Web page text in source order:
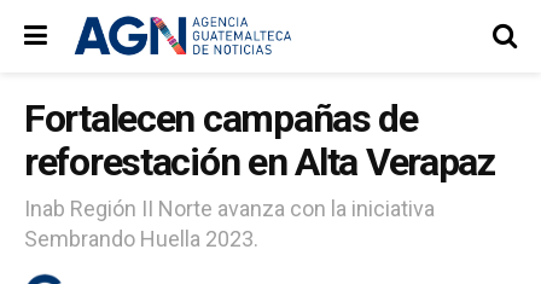
Fortalecen campañas de
reforestación en Alta Verapaz
Inab Región II Norte avanza con la iniciativa
Sembrando Huella 2023.